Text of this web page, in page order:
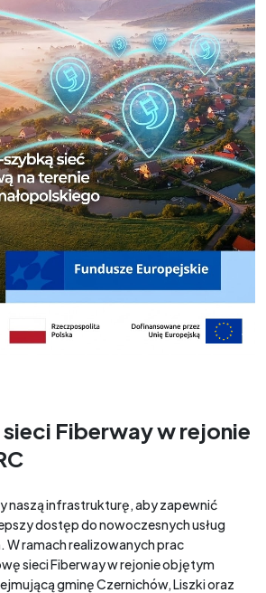
Fiberway w rejonie
naszą infrastrukturę, aby zapewnić
dostęp do nowoczesnych usług
ramach realizowanych prac
sieci Fiberway w rejonie objętym
gminę Czernichów, Liszki oraz